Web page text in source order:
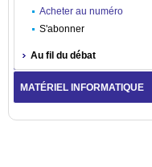
Acheter au numéro
S'abonner
Au fil du débat
MATÉRIEL INFORMATIQUE